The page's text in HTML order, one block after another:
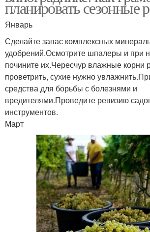
планировать сезонные
Январь
Сделайте запас комплексных
удобрений.Осмотрите шпалеры и при
почините их.Чересчур влажные корни
проветрить, сухие нужно
средства для борьбы с болезнями и
вредителями.Проведите ревизию
инструментов.
Март